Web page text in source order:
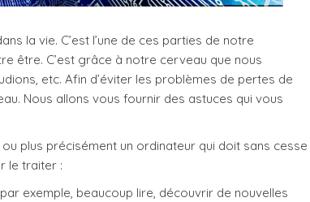
la vie. C’est l’une de ces parties de notre
être. C’est grâce à notre cerveau que nous
etc. Afin d’éviter les problèmes de pertes de
Nous allons vous fournir des astuces qui vous
plus précisément un ordinateur qui doit sans cesse
le traiter :
exemple, beaucoup lire, découvrir de nouvelles